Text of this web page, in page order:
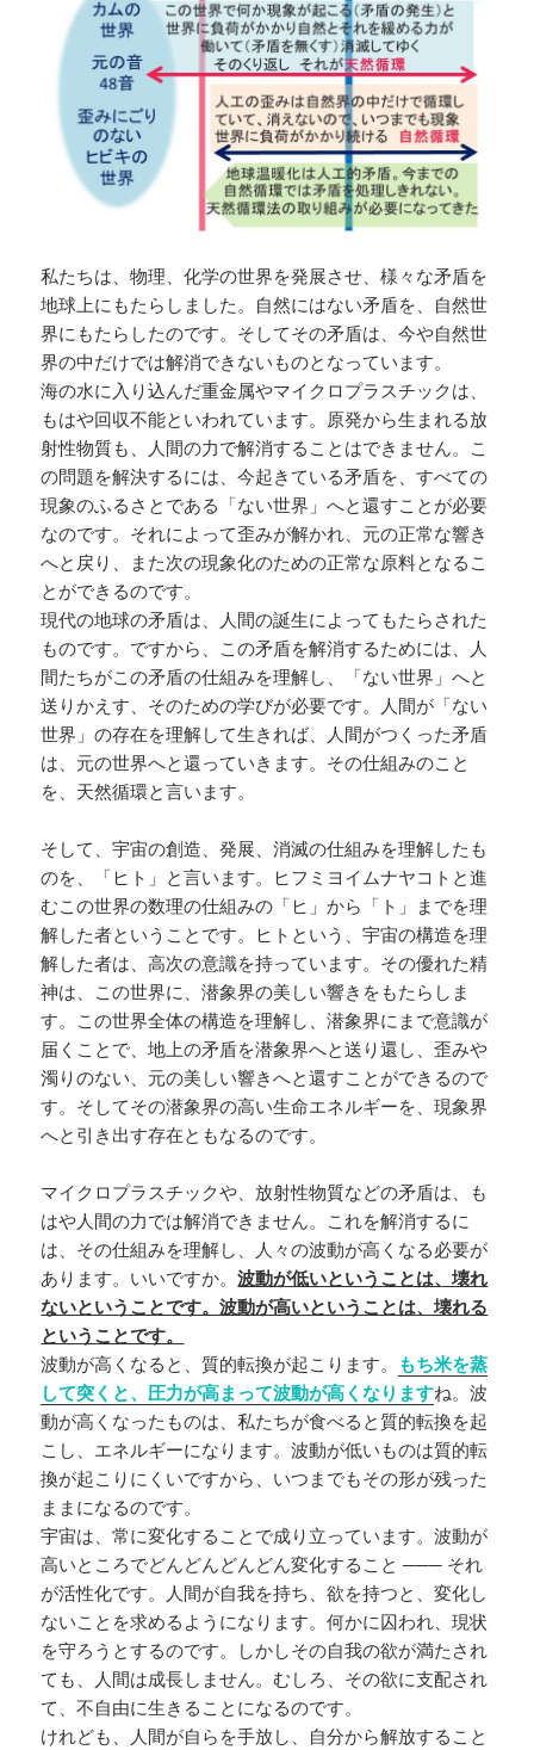
私たちは、物理、化学の世界を発展させ、様々な矛盾を
地球上にもたらしました。自然にはない矛盾を、自然世
界にもたらしたのです。そしてその矛盾は、今や自然世
界の中だけでは解消できないものとなっています。
海の水に入り込んだ重金属やマイクロプラスチックは、
もはや回収不能といわれています。原発から生まれる放
射性物質も、人間の力で解消することはできません。こ
の問題を解決するには、今起きている矛盾を、すべての
現象のふるさとである「ない世界」へと還すことが必要
なのです。それによって歪みが解かれ、元の正常な響き
へと戻り、また次の現象化のための正常な原料となるこ
とができるのです。
現代の地球の矛盾は、人間の誕生によってもたらされた
ものです。ですから、この矛盾を解消するためには、人
間たちがこの矛盾の仕組みを理解し、「ない世界」へと
送りかえす、そのための学びが必要です。人間が「ない
世界」の存在を理解して生きれば、人間がつくった矛盾
は、元の世界へと還っていきます。その仕組みのこと
を、天然循環と言います。
そして、宇宙の創造、発展、消滅の仕組みを理解したも
のを、「ヒト」と言います。ヒフミヨイムナヤコトと進
むこの世界の数理の仕組みの「ヒ」から「ト」までを理
解した者ということです。ヒトという、宇宙の構造を理
解した者は、高次の意識を持っています。その優れた精
神は、この世界に、潜象界の美しい響きをもたらしま
す。この世界全体の構造を理解し、潜象界にまで意識が
届くことで、地上の矛盾を潜象界へと送り還し、歪みや
濁りのない、元の美しい響きへと還すことができるので
す。そしてその潜象界の高い生命エネルギーを、現象界
へと引き出す存在ともなるのです。
マイクロプラスチックや、放射性物質などの矛盾は、も
はや人間の力では解消できません。これを解消するに
は、その仕組みを理解し、人々の波動が高くなる必要が
あります。いいですか。波動が低いということは、壊れ
ないということです。波動が高いということは、壊れる
ということです。
波動が高くなると、質的転換が起こります。 もち米を蒸
して突くと、圧力が高まって波動が高くなりますね。波
動が高くなったものは、私たちが食べると質的転換を起
こし、エネルギーになります。波動が低いものは質的転
換が起こりにくいですから、いつまでもその形が残った
ままになるのです。
宇宙は、常に変化することで成り立っています。波動が
高いところでどんどんどんどん変化すること ─── それ
が活性化です。人間が自我を持ち、欲を持つと、変化し
ないことを求めるようになります。何かに囚われ、現状
を守ろうとするのです。しかしその自我の欲が満たされ
ても、人間は成長しません。むしろ、その欲に支配され
て、不自由に生きることになるのです。
けれども、人間が自らを手放し、自分から解放すること